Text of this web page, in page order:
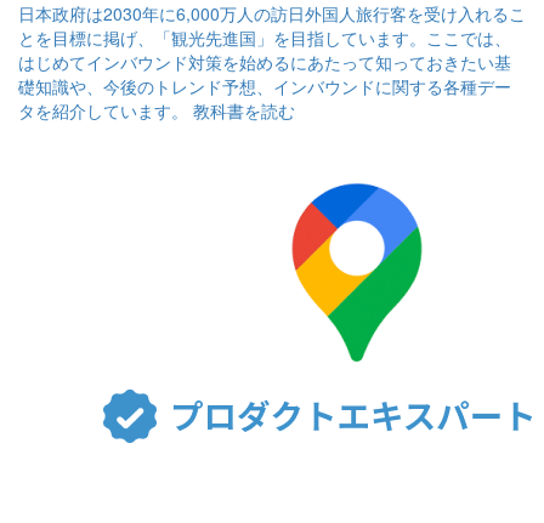
日本政府は2030年に6,000万人の訪日外国人旅行客を受け入れるこ
とを目標に掲げ、「観光先進国」を目指しています。ここでは、
はじめてインバウンド対策を始めるにあたって知っておきたい基
礎知識や、今後のトレンド予想、インバウンドに関する各種デー
タを紹介しています。 教科書を読む